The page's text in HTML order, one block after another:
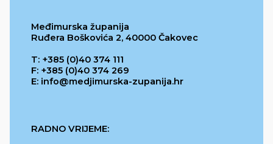
Međimurska županija
Ruđera Boškovića 2, 40000 Čakovec
T: +385 (0)40 374 111
F: +385 (0)40 374 269
E: info@medjimurska-zupanija.hr
RADNO VRIJEME: